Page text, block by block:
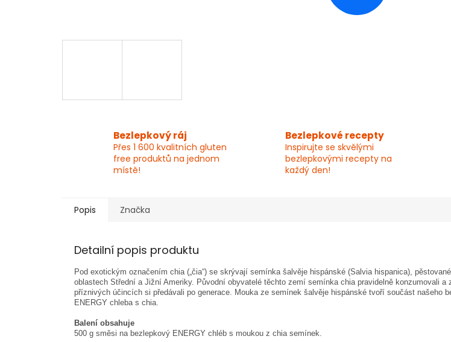
Bezlepkový ráj
Přes 1 600 kvalitních gluten
free produktů na jednom
místě!
Bezlepkové recepty
Inspirujte se skvělými
bezlepkovými recepty na
každý den!
Popis Značka
Detailní popis produktu
Pod exotickým označením chia („čia“) se skrývají semínka šalvěje hispánské (Salvia hispanica),
oblastech Střední a Jižní Ameriky. Původní obyvatelé těchto zemí semínka chia pravidelně konzumovali a
příznivých účincích si předávali po generace. Mouka ze semínek šalvěje hispánské tvoří součást našeho
ENERGY chleba s chia.
Balení obsahuje
500 g směsi na bezlepkový ENERGY chléb s moukou z chia semínek.